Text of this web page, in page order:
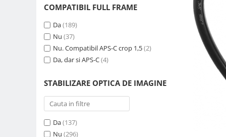
Genti Holster TopLoader
Genti, Troller Video
Rucsacuri Foto
Tocuri si huse protectie aparate
Hamuri si Centuri foto
Curele Aparat - Umar
Genti Laptop si iPad
COMPATIBIL FULL FRAME
Da(189)
Nu (37)
Nu. Compatibil APS-C crop 1,5(2)
Da, dar si APS-C(4)
STABILIZARE OPTICA DE IMAGINE
Da(137)
Nu (296)